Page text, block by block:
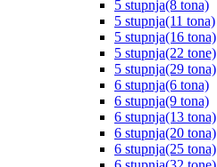
5 stupnja(8 tona)
5 stupnja(11 tona)
5 stupnja(16 tona)
5 stupnja(22 tone)
5 stupnja(29 tona)
6 stupnja(6 tona)
6 stupnja(9 tona)
6 stupnja(13 tona)
6 stupnja(20 tona)
6 stupnja(25 tona)